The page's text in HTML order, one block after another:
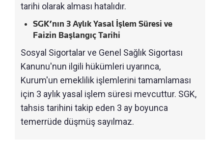
tarihi olarak alması hatalıdır.
SGK’nın 3 Aylık Yasal İşlem Süresi ve
Faizin Başlangıç Tarihi
Sosyal Sigortalar ve Genel Sağlık Sigortası
Kanunu'nun ilgili hükümleri uyarınca,
Kurum'un emeklilik işlemlerini tamamlaması
için 3 aylık yasal işlem süresi mevcuttur. SGK,
tahsis tarihini takip eden 3 ay boyunca
temerrüde düşmüş sayılmaz.